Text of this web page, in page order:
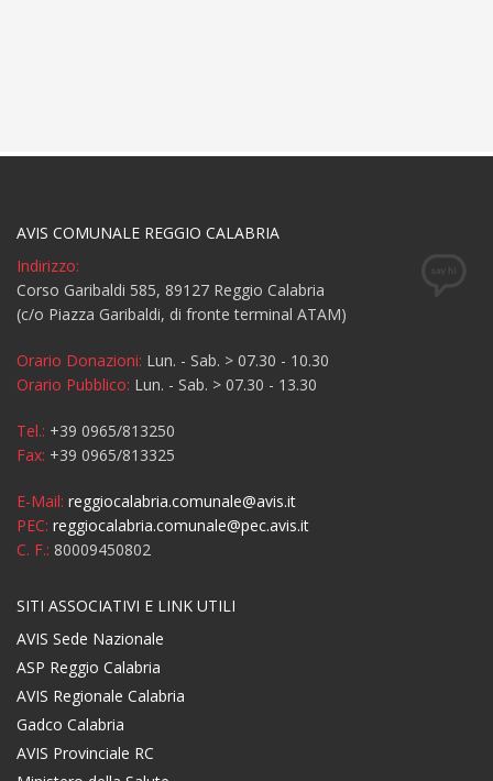
AVIS COMUNALE REGGIO CALABRIA
Indirizzo:
Corso Garibaldi 585, 89127 Reggio Calabria
(c/o Piazza Garibaldi, di fronte terminal ATAM)
Orario Donazioni: Lun. - Sab. > 07.30 - 10.30
Orario Pubblico: Lun. - Sab. > 07.30 - 13.30
Tel.: +39 0965/813250
Fax: +39 0965/813325
E-Mail: reggiocalabria.comunale@avis.it
PEC: reggiocalabria.comunale@pec.avis.it
C. F.: 80009450802
SITI ASSOCIATIVI E LINK UTILI
AVIS Sede Nazionale
ASP Reggio Calabria
AVIS Regionale Calabria
Gadco Calabria
AVIS Provinciale RC